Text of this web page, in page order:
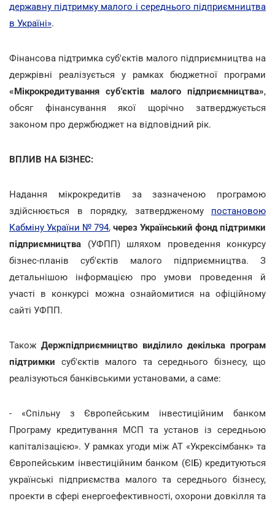
державну підтримку малого і середнього підприємництва
в Україні».
Фінансова підтримка суб'єктів малого підприємництва на
держрівні реалізується у рамках бюджетної програми
«Мікрокредитування суб'єктів малого підприємництва»,
обсяг фінансування якої щорічно затверджується
законом про держбюджет на відповідний рік.
ВПЛИВ НА БІЗНЕС:
Надання мікрокредитів за зазначеною програмою
здійснюється в порядку, затвердженому постановою
Кабміну України № 794, через Український фонд підтримки
підприємництва (УФПП) шляхом проведення конкурсу
бізнес-планів суб'єктів малого підприємництва. З
детальнішою інформацією про умови проведення й
участі в конкурсі можна ознайомитися на офіційному
сайті УФПП.
Також Держпідприємництво виділило декілька програм
підтримки суб'єктів малого та середнього бізнесу, що
реалізуються банківськими установами, а саме:
- «Спільну з Європейським інвестиційним банком
Програму кредитування МСП та установ із середньою
капіталізацією». У рамках угоди між АТ «Укрексімбанк» та
Європейським інвестиційним банком (ЄІБ) кредитуються
українські підприємства малого та середнього бізнесу,
проекти в сфері енергоефективності, охорони довкілля та